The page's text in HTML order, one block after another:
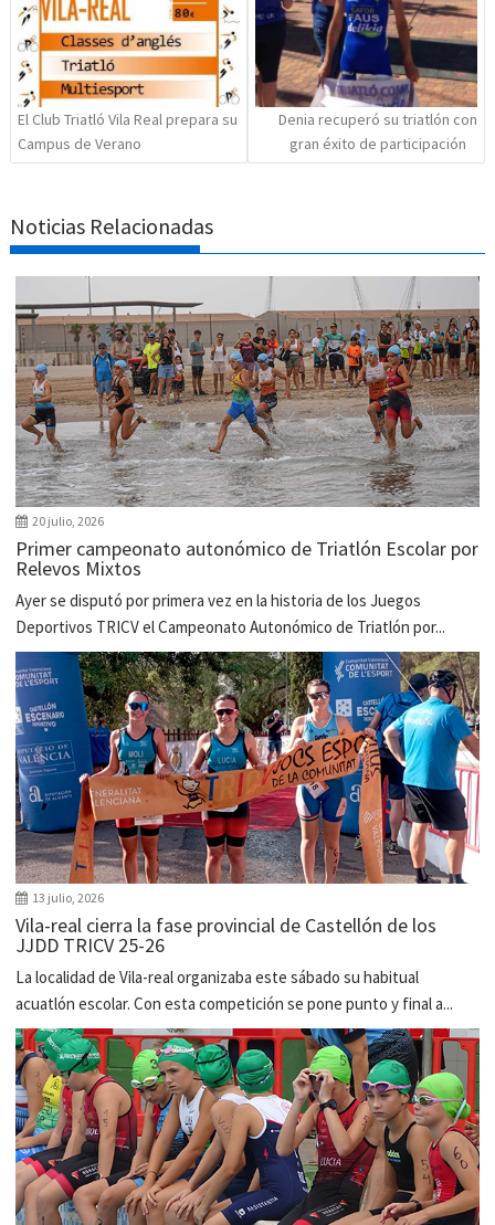
El Club Triatló Vila Real prepara su
Campus de Verano
Denia recuperó su triatlón con
gran éxito de participación
Noticias Relacionadas
20 julio, 2026
Primer campeonato autonómico de Triatlón Escolar por
Relevos Mixtos
Ayer se disputó por primera vez en la historia de los Juegos
Deportivos TRICV el Campeonato Autonómico de Triatlón por...
13 julio, 2026
Vila-real cierra la fase provincial de Castellón de los
JJDD TRICV 25-26
La localidad de Vila-real organizaba este sábado su habitual
acuatlón escolar. Con esta competición se pone punto y final a...